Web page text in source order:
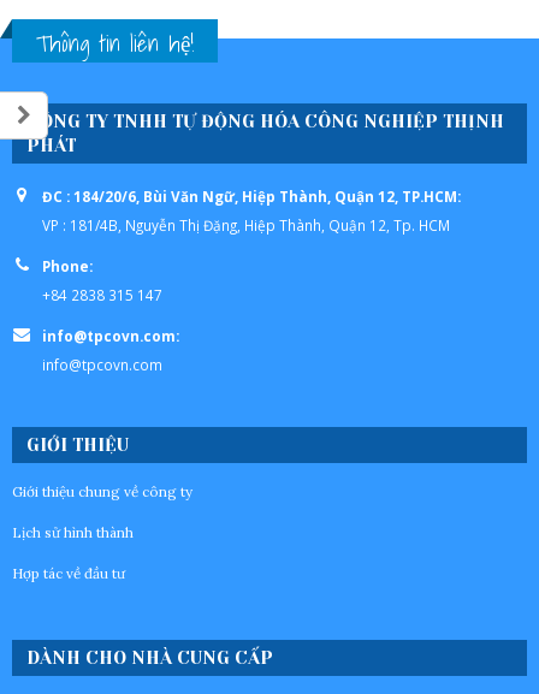
Thông tin liên hệ!
CÔNG TY TNHH TỰ ĐỘNG HÓA CÔNG NGHIỆP THỊNH
PHÁT
ĐC : 184/20/6, Bùi Văn Ngữ, Hiệp Thành, Quận 12, TP.HCM:
VP : 181/4B, Nguyễn Thị Đặng, Hiệp Thành, Quận 12, Tp. HCM
Phone:
+84 2838 315 147
info@tpcovn.com:
info@tpcovn.com
GIỚI THIỆU
Giới thiệu chung về công ty
Lịch sử hình thành
Hợp tác về đầu tư
DÀNH CHO NHÀ CUNG CẤP